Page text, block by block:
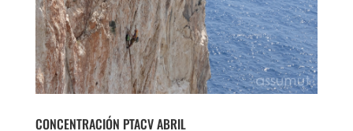
CONCENTRACIÓN PTACV ABRIL